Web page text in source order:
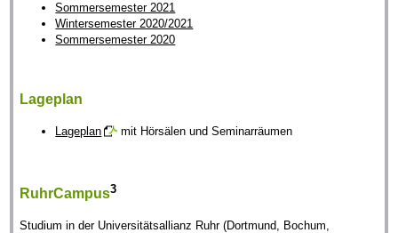
Sommersemester 2021
Wintersemester 2020/2021
Sommersemester 2020
Lageplan
Lageplan mit Hörsälen und Seminarräumen
RuhrCampus3
Studium in der Universitätsallianz Ruhr (Dortmund, Bochum,